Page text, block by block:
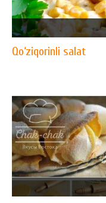
Qo‘ziqorinli salat